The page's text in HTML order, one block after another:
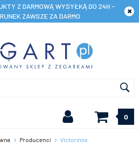
Z DARMOWĄ WYSYŁKĄ DO 24H -
ZAWSZE ZA DARMO
0
Producenci Victorinox